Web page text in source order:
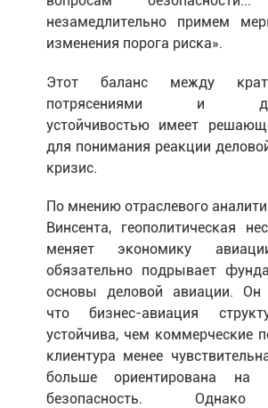
незамедлительно примем
изменения порога риска».
Этот баланс между
потрясениями и
устойчивостью имеет
для понимания реакции
кризис.
По мнению отраслевого
Винсента, геополитическая
меняет экономику
обязательно подрывает
основы деловой авиации. Он
что бизнес-авиация
устойчива, чем коммерческие
клиентура менее
больше ориентирована на
безопасность.